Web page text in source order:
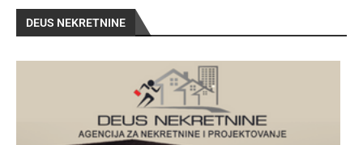
DEUS NEKRETNINE